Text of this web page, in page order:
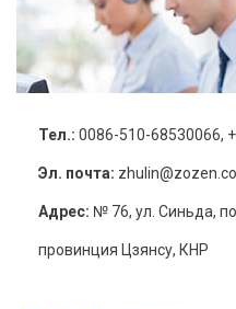
Тел.: 0086-510-68530066,
Эл. почта:
Адрес: № 76, ул. Синьда,
провинция Цзянсу, КНР